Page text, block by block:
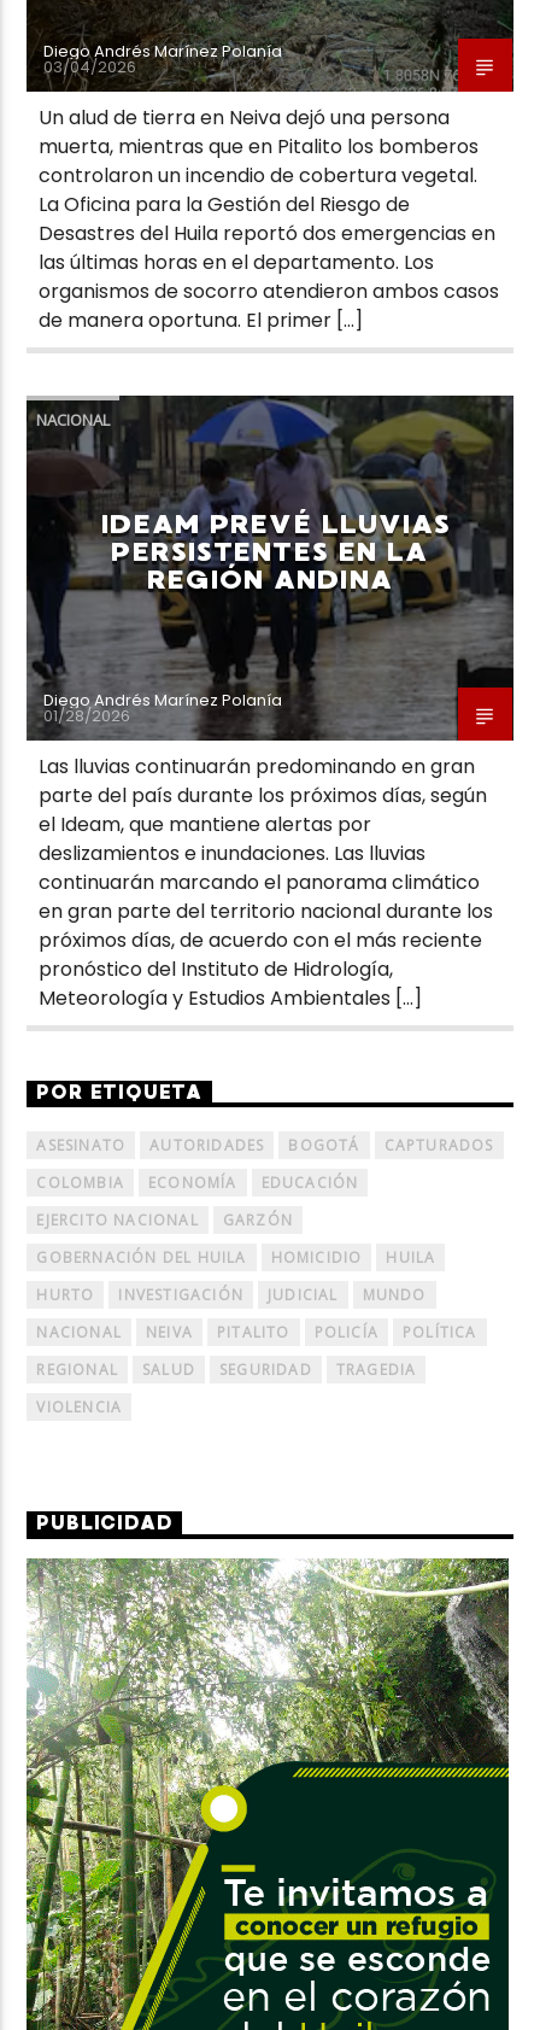
Diego Andrés Marínez Polanía
03/04/2026
Un alud de tierra en Neiva dejó una persona
muerta, mientras que en Pitalito los bomberos
controlaron un incendio de cobertura vegetal.
La Oficina para la Gestión del Riesgo de
Desastres del Huila reportó dos emergencias en
las últimas horas en el departamento. Los
organismos de socorro atendieron ambos casos
de manera oportuna. El primer […]
NACIONAL
IDEAM PREVÉ LLUVIAS
PERSISTENTES EN LA
REGIÓN ANDINA
Diego Andrés Marínez Polanía
01/28/2026
Las lluvias continuarán predominando en gran
parte del país durante los próximos días, según
el Ideam, que mantiene alertas por
deslizamientos e inundaciones. Las lluvias
continuarán marcando el panorama climático
en gran parte del territorio nacional durante los
próximos días, de acuerdo con el más reciente
pronóstico del Instituto de Hidrología,
Meteorología y Estudios Ambientales […]
POR ETIQUETA
ASESINATO AUTORIDADES BOGOTÁ
CAPTURADOS
COLOMBIA
ECONOMÍA
EDUCACIÓN
EJERCITO NACIONAL
GARZÓN
GOBERNACIÓN DEL HUILA
HOMICIDIO
HUILA
HURTO
INVESTIGACIÓN JUDICIAL
MUNDO
NACIONAL
NEIVA PITALITO POLICÍA
POLÍTICA
REGIONAL
SALUD SEGURIDAD
TRAGEDIA
VIOLENCIA
PUBLICIDAD